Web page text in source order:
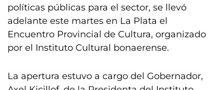
políticas públicas para el sector, se llevó
adelante este martes en La Plata el
Encuentro Provincial de Cultura, organizado
por el Instituto Cultural bonaerense.
La apertura estuvo a cargo del Gobernador,